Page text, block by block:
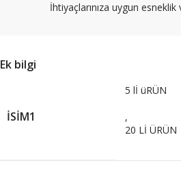
İhtiyaçlarınıza uygun esneklik
Ek bilgi
İSIM1
5 lİ üRÜN
,
20 Lİ ÜRÜN